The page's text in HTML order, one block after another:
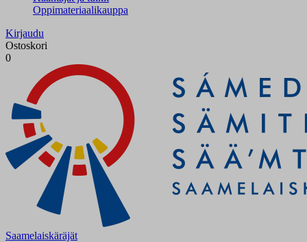
Oppimateriaalikauppa
Kirjaudu
Ostoskori
0
Saamelaiskäräjät